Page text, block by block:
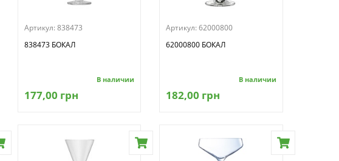
Артикул: 838473
838473 БОКАЛ
В наличии
177,00 грн
Артикул:62000800
62000800 БОКАЛ
В наличии
182,00 грн